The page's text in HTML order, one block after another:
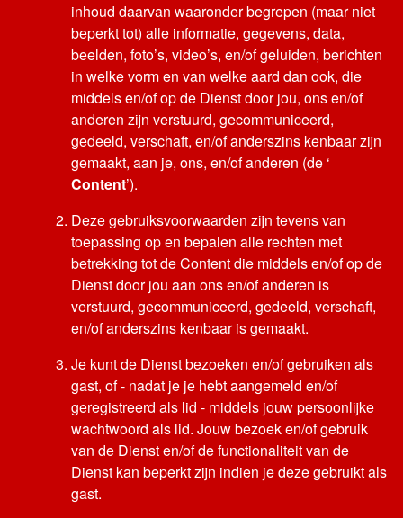
inhoud daarvan waaronder begrepen (maar niet
beperkt tot) alle informatie, gegevens, data,
beelden, foto’s, video’s, en/of geluiden, berichten
in welke vorm en van welke aard dan ook, die
middels en/of op de Dienst door jou, ons en/of
anderen zijn verstuurd, gecommuniceerd,
gedeeld, verschaft, en/of anderszins kenbaar zijn
gemaakt, aan je, ons, en/of anderen (de ‘
Content’).
Deze gebruiksvoorwaarden zijn tevens van
toepassing op en bepalen alle rechten met
betrekking tot de Content die middels en/of op de
Dienst door jou aan ons en/of anderen is
verstuurd, gecommuniceerd, gedeeld, verschaft,
en/of anderszins kenbaar is gemaakt.
Je kunt de Dienst bezoeken en/of gebruiken als
gast, of - nadat je je hebt aangemeld en/of
geregistreerd als lid - middels jouw persoonlijke
wachtwoord als lid. Jouw bezoek en/of gebruik
van de Dienst en/of de functionaliteit van de
Dienst kan beperkt zijn indien je deze gebruikt als
gast.